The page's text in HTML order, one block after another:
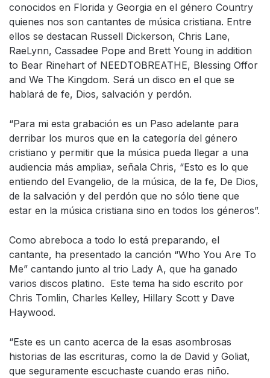
conocidos en Florida y Georgia en el género Country
quienes nos son cantantes de música cristiana. Entre
ellos se destacan Russell Dickerson, Chris Lane,
RaeLynn, Cassadee Pope and Brett Young in addition
to Bear Rinehart of NEEDTOBREATHE, Blessing Offor
and We The Kingdom. Será un disco en el que se
hablará de fe, Dios, salvación y perdón.
“Para mi esta grabación es un Paso adelante para
derribar los muros que en la categoría del género
cristiano y permitir que la música pueda llegar a una
audiencia más amplia», señala Chris, “Esto es lo que
entiendo del Evangelio, de la música, de la fe, De Dios,
de la salvación y del perdón que no sólo tiene que
estar en la música cristiana sino en todos los géneros”.
Como abreboca a todo lo está preparando, el
cantante, ha presentado la canción “Who You Are To
Me” cantando junto al trio Lady A, que ha ganado
varios discos platino. Este tema ha sido escrito por
Chris Tomlin, Charles Kelley, Hillary Scott y Dave
Haywood.
“Este es un canto acerca de la esas asombrosas
historias de las escrituras, como la de David y Goliat,
que seguramente escuchaste cuando eras niño.